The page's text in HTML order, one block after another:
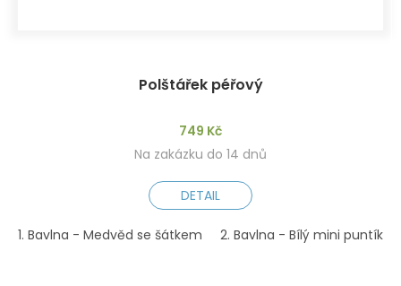
Polštářek péřový
749 Kč
Na zakázku do 14 dnů
DETAIL
1. Bavlna - Medvěd se šátkem 2. Bavlna - Bílý mini puntík